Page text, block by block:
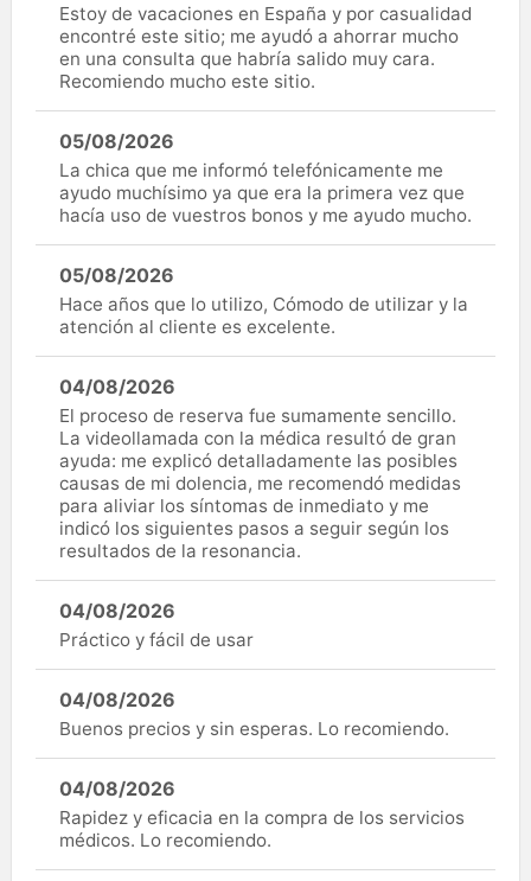
Estoy de vacaciones en España y por casualidad
encontré este sitio; me ayudó a ahorrar mucho
en una consulta que habría salido muy cara.
Recomiendo mucho este sitio.
05/08/2026
La chica que me informó telefónicamente me
ayudo muchísimo ya que era la primera vez que
hacía uso de vuestros bonos y me ayudo mucho.
05/08/2026
Hace años que lo utilizo, Cómodo de utilizar y la
atención al cliente es excelente.
04/08/2026
El proceso de reserva fue sumamente sencillo.
La videollamada con la médica resultó de gran
ayuda: me explicó detalladamente las posibles
causas de mi dolencia, me recomendó medidas
para aliviar los síntomas de inmediato y me
indicó los siguientes pasos a seguir según los
resultados de la resonancia.
04/08/2026
Práctico y fácil de usar
04/08/2026
Buenos precios y sin esperas. Lo recomiendo.
04/08/2026
Rapidez y eficacia en la compra de los servicios
médicos. Lo recomiendo.